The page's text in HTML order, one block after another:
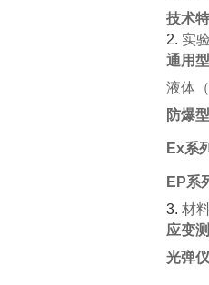
技术
2. ‌ 实
通用
液体
防爆
Ex系
EP系
3. ‌ 材
应变
光弹